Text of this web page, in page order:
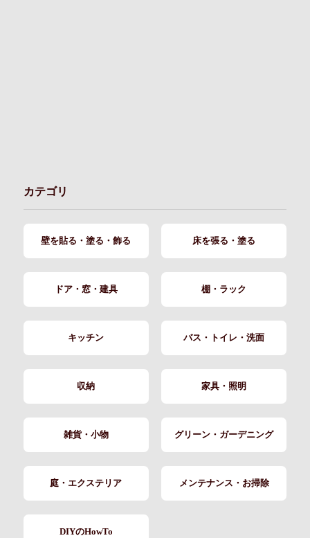
カテゴリ
壁を貼る・塗る・飾る 床を張る・塗る
ドア・窓・建具 棚・ラック
キッチン バス・トイレ・洗面
収納 家具・照明
雑貨・小物 グリーン・ガーデニング
庭・エクステリア メンテナンス・お掃除
DIYのHowTo